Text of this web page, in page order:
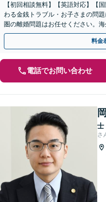
【初回相談無料】【英語対応】【
わる金銭トラブル・お子さまの問
圏の離婚問題はお任せください。
休日面談】【お子さま同席OK】【
料金
電話でお問い合わせ
士
さ